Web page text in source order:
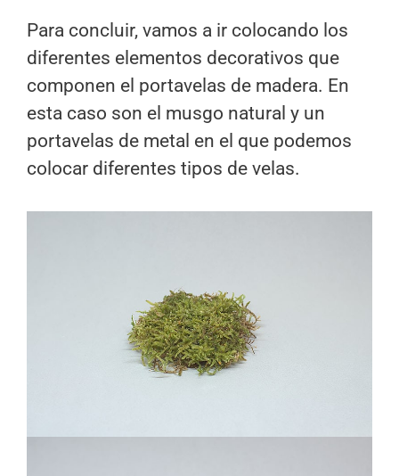
Para concluir, vamos a ir colocando los
diferentes elementos decorativos que
componen el portavelas de madera. En
esta caso son el musgo natural y un
portavelas de metal en el que podemos
colocar diferentes tipos de velas.